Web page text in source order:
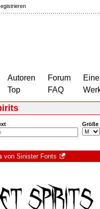
Autoren
Top
Forum
FAQ
Größe
von Sinister Fonts